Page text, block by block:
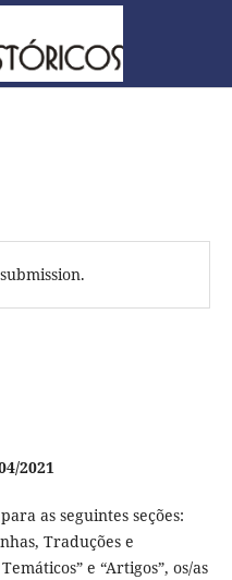
2021
as seguintes seções:
Traduções e
e “Artigos”, os/as